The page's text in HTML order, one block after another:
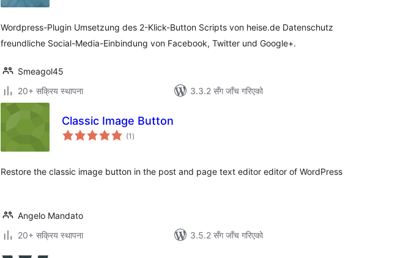
Wordpress-Plugin Umsetzung des 2-Klick-Button Scripts von heise.de Datenschutz
freundliche Social-Media-Einbindung von Facebook, Twitter und Google+.
Smeagol45
20+ सक्रिय स्थापना
3.3.2 सँग जाँच गरिएको
Classic Image Button
(1 कुल
रेटिङ्गहरू
)
Restore the classic image button in the post and page text editor editor of WordPress
Angelo Mandato
20+ सक्रिय स्थापना
3.5.2 सँग जाँच गरिएको